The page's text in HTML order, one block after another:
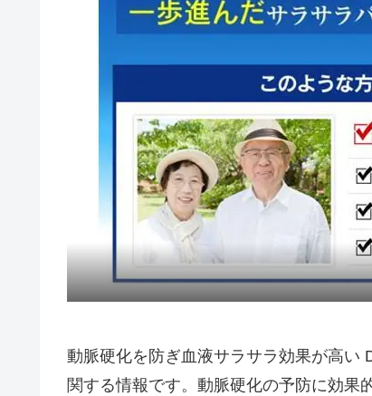
動脈硬化を防ぎ血液サラサラ効果が高い
関する情報です。動脈硬化の予防に効果